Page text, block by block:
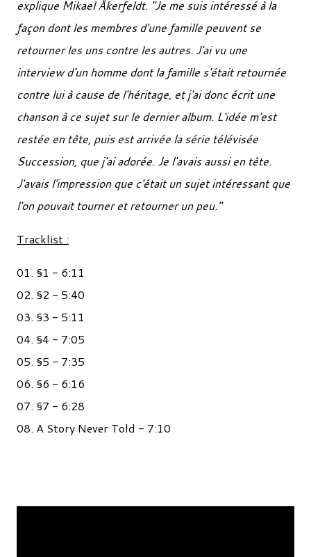
explique Mikael Åkerfeldt. "Je me suis intéressé à la
façon dont les membres d'une famille peuvent se
retourner les uns contre les autres. J'ai vu une
interview d'un homme dont la famille s'était retournée
contre lui à cause de l'héritage, et j'ai donc écrit une
chanson à ce sujet sur le dernier album. L'idée m'est
restée en tête, puis est arrivée la série télévisée
Succession, que j'ai adorée. Je l'avais aussi en tête.
J'avais l'impression que c'était un sujet intéressant que
l'on pouvait tourner et retourner un peu."
Tracklist :
01. §1 - 6:11
02. §2 - 5:40
03. §3 - 5:11
04. §4 - 7:05
05. §5 - 7:35
06. §6 - 6:16
07. §7 - 6:28
08. A Story Never Told - 7:10